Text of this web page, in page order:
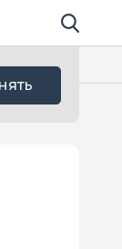
Поиск по